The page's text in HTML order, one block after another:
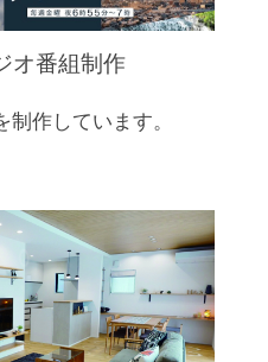
オ番組制作
作しています。